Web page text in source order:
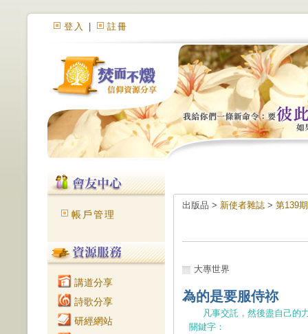
登入 註冊
帳戶管理
講道分享
詩歌分享
研經網站
出版品 > 新使者雜誌 > 第139
大專世界
為的是要服侍祢
凡事交託，然後盡自己的
關鍵字：